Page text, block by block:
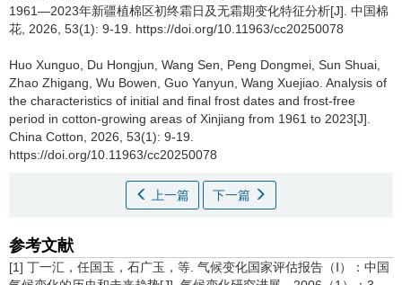
1961―2023年新疆植棉区初终霜日及无霜期变化特征分析[J]. 中国棉
花, 2026, 53(1): 9-19. https://doi.org/10.11963/cc20250078
Huo Xunguo, Du Hongjun, Wang Sen, Peng Dongmei, Sun Shuai,
Zhao Zhigang, Wu Bowen, Guo Yanyun, Wang Xuejiao. Analysis of
the characteristics of initial and final frost dates and frost-free
period in cotton-growing areas of Xinjiang from 1961 to 2023[J].
China Cotton, 2026, 53(1): 9-19.
https://doi.org/10.11963/cc20250078
上一篇 下一篇
参考文献
[1] 丁一汇，任国玉，石广玉，等. 气候变化国家评估报告（Ⅰ）：中国